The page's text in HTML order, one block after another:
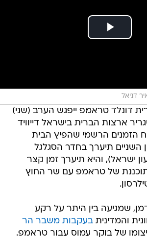
דניאל
דונלד טראמפ ייפגש הערב (שני)
ארצות הברית בישראל דייוויד
הזמנים הרשמי שהפיץ הבית
השניים תיערך בחדר הסגלגל
18:30 (שעון ישראל), והיא תיערך זמן קצר
של טראמפ עם שר החוץ
שמגיעה בין היתר על רקע
והמדיניתבעקבות משבר הר
של בוקר עמוס עבור טראמפ.